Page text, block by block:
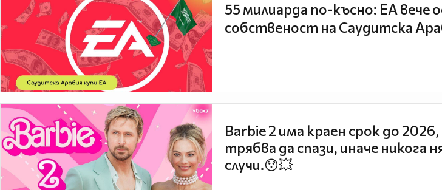
55 милиарда по-късно: EA вече
собственост на Саудитска
Barbie 2 има краен срок до
трябва да спази, иначе никога
случи.😯💥